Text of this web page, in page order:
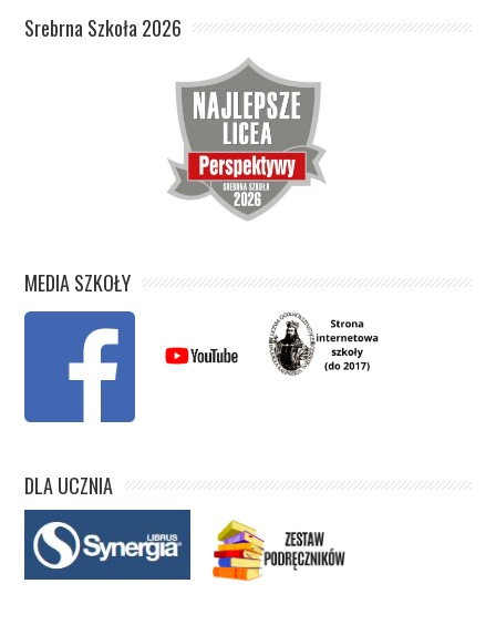
Srebrna Szkoła 2026
MEDIA SZKOŁY
DLA UCZNIA